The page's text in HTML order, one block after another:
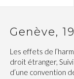
Genève,
Les effets de
droit étranger,
d’une convention